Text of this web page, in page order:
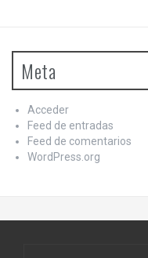
Meta
Acceder
Feed de entradas
Feed de comentarios
WordPress.org